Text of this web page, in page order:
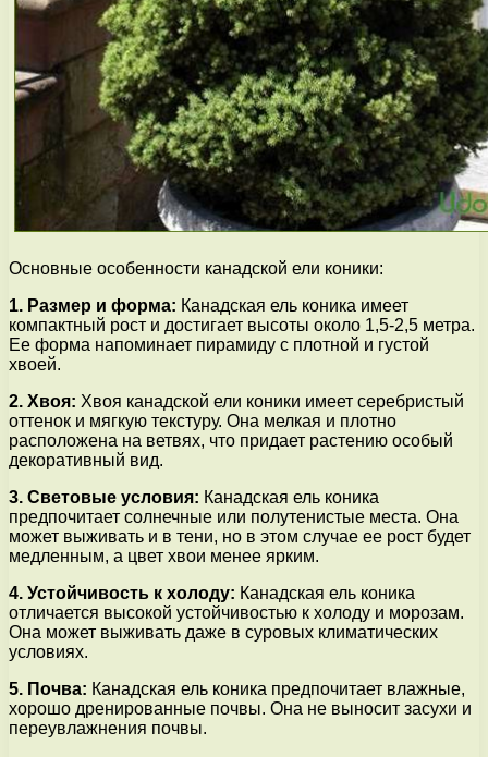
Основные особенности канадской ели коники:
1. Размер и форма: Канадская ель коника имеет
компактный рост и достигает высоты около 1,5-2,5 метра.
Ее форма напоминает пирамиду с плотной и густой
хвоей.
2. Хвоя: Хвоя канадской ели коники имеет серебристый
оттенок и мягкую текстуру. Она мелкая и плотно
расположена на ветвях, что придает растению особый
декоративный вид.
3. Световые условия: Канадская ель коника
предпочитает солнечные или полутенистые места. Она
может выживать и в тени, но в этом случае ее рост будет
медленным, а цвет хвои менее ярким.
4. Устойчивость к холоду: Канадская ель коника
отличается высокой устойчивостью к холоду и морозам.
Она может выживать даже в суровых климатических
условиях.
5. Почва: Канадская ель коника предпочитает влажные,
хорошо дренированные почвы. Она не выносит засухи и
переувлажнения почвы.